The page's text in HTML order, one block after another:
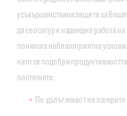
усъвършенствана защита за
да се осигури надеждна работа
понякога неблагоприятна
като се подобри
постигнете:
По-дълъг живот на лагерите